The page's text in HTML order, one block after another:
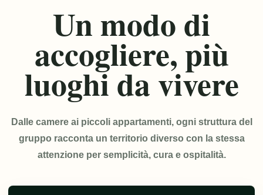
Un modo di
accogliere, più
luoghi da vivere
Dalle camere ai piccoli appartamenti, ogni struttura del
gruppo racconta un territorio diverso con la stessa
attenzione per semplicità, cura e ospitalità.